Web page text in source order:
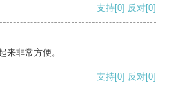
支持[0] 反对[0]
来非常方便。
支持[0] 反对[0]